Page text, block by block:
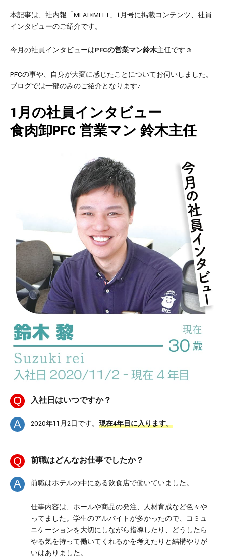
本記事は、社内報「MEAT×MEET」1月号に掲載コンテンツ、社員
インタビューのご紹介です。
今月の社員インタビューはPFCの営業マン鈴木主任です☺️
PFCの事や、自身が大変に感じたことについてお伺いしました。
ブログでは一部のみのご紹介となります♪
1月の社員インタビュー
食肉卸PFC 営業マン 鈴木主任
入社日はいつですか？
2020年11月2日です。現在4年目に入ります。
前職はどんなお仕事でしたか？
前職はホテルの中にある飲食店で働いていました。
仕事内容は、ホールや商品の発注、人材育成など色々や
ってました。学生のアルバイトが多かったので、コミュ
ニケーションを大切にしながら指導したり、どうしたら
やる気を持って働いてくれるかを考えたりと結構やりが
いはありました。